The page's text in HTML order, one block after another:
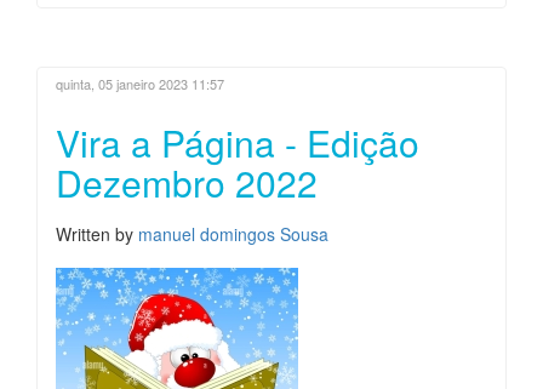
quinta, 05 janeiro 2023 11:57
Vira a Página - Edição
Dezembro 2022
Written by manuel domingos Sousa